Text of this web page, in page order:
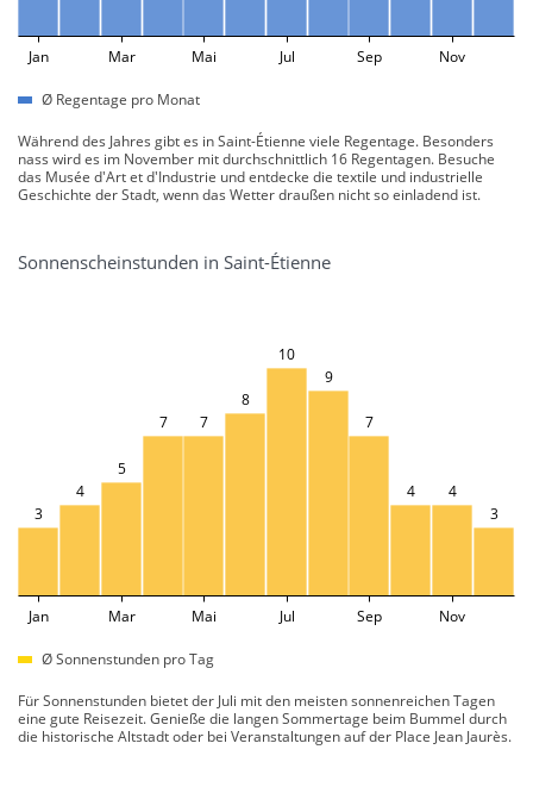
Jan Mar Mai Jul Sep Nov
Ø Regentage pro Monat
Während des Jahres gibt es in Saint-Étienne viele Regentage. Besonders
nass wird es im November mit durchschnittlich 16 Regentagen. Besuche
das Musée d'Art et d'Industrie und entdecke die textile und industrielle
Geschichte der Stadt, wenn das Wetter draußen nicht so einladend ist.
Sonnenscheinstunden in Saint-Étienne
3
4
5
7 7
8
10
9
7
4
4
3
Jan Mar Mai Jul Sep Nov
Ø Sonnenstunden pro Tag
Für Sonnenstunden bietet der Juli mit den meisten sonnenreichen Tagen
eine gute Reisezeit. Genieße die langen Sommertage beim Bummel durch
die historische Altstadt oder bei Veranstaltungen auf der Place Jean Jaurès.